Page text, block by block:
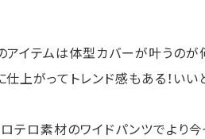
アイテムは体型カバーが叶うの
上がってトレンド感もある！いい
テロ素材のワイドパンツでより